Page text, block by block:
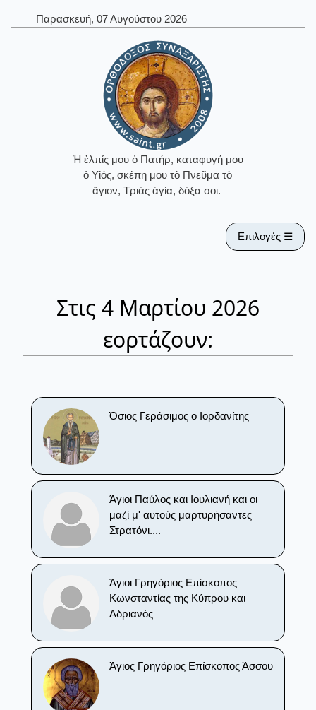
Παρασκευή, 07 Αυγούστου 2026
Ἡ ἐλπίς μου ὁ Πατήρ, καταφυγή μου
ὁ Υἱός, σκέπη μου τὸ Πνεῦμα τὸ
ἅγιον, Τριὰς ἁγία, δόξα σοι.
Επιλογές ☰
Στις 4 Μαρτίου 2026
εορτάζουν:
Όσιος Γεράσιμος ο Ιορδανίτης
Άγιοι Παύλος και Ιουλιανή και οι
μαζί μ' αυτούς μαρτυρήσαντες
Στρατόνι....
Άγιοι Γρηγόριος Επίσκοπος
Κωνσταντίας της Κύπρου και
Αδριανός
Άγιος Γρηγόριος Επίσκοπος Άσσου